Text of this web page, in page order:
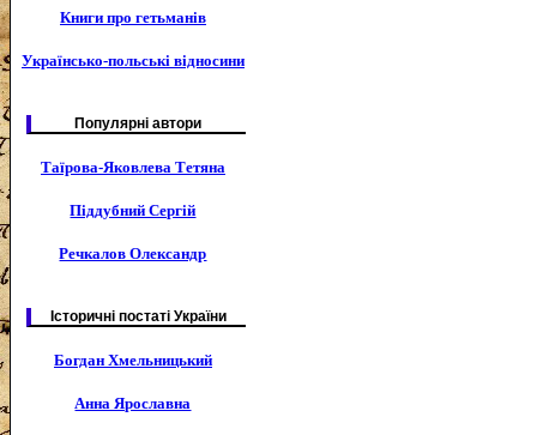
Книги про гетьманів
Українсько-польські відносини
Популярні автори
Таїрова-Яковлева Тетяна
Піддубний Сергій
Речкалов Олександр
Історичні постаті України
Богдан Хмельницький
Анна Ярославна